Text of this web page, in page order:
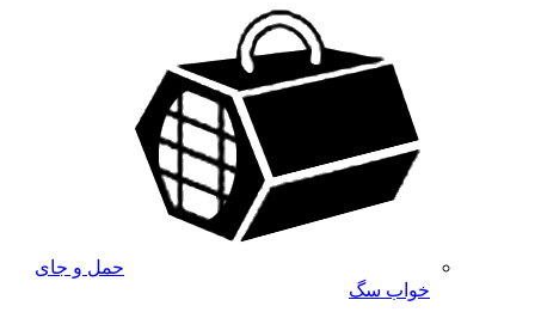
حمل و جای
خواب سگ